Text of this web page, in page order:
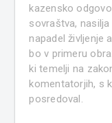
kazensko
sovraštva,
napadel življenje
bo v primeru
ki temelji na
komentatorjih, s
posredoval.